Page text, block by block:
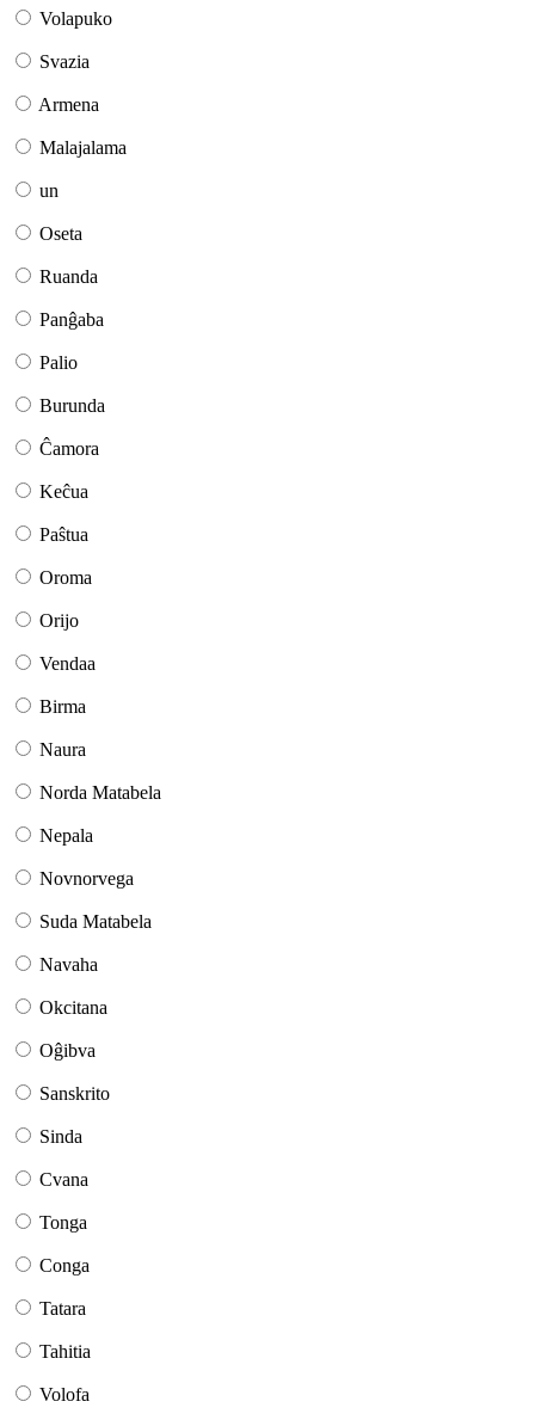
Volapuko
Svazia
Armena
Malajalama
un
Oseta
Ruanda
Panĝaba
Palio
Burunda
Ĉamora
Keĉua
Paŝtua
Oroma
Orijo
Vendaa
Birma
Naura
Norda Matabela
Nepala
Novnorvega
Suda Matabela
Navaha
Okcitana
Oĝibva
Sanskrito
Sinda
Cvana
Tonga
Conga
Tatara
Tahitia
Volofa